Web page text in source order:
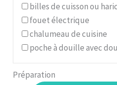
billes de cuisson ou
fouet électrique
chalumeau de cuisine
poche à douille avec
Préparation